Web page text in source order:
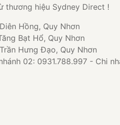
thương hiệu Sydney Direct !
Hồng, Quy Nhơn
Bạt Hổ, Quy Nhơn
Hưng Đạo, Quy Nhơn
02: 0931.788.997 - Chi